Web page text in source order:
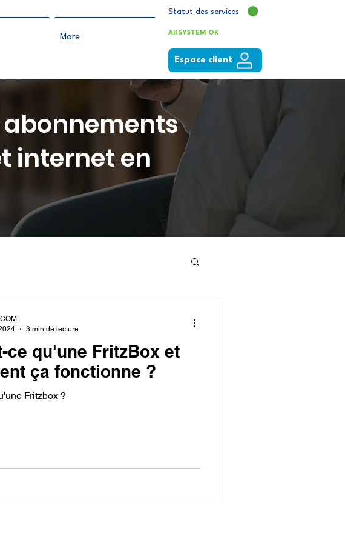
More
Statut des services
All SYSTEM OK
Espace client
abonnements
internet en
ce qu'une FritzBox et
ça fonctionne ?
Fritzbox ?
3 min de lecture